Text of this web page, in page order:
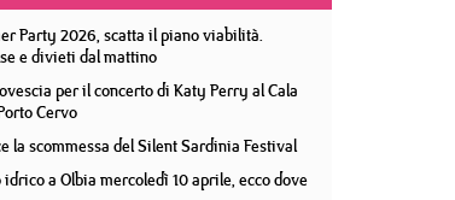
Party 2026, scatta il piano viabilità.
e divieti dal mattino
per il concerto di Katy Perry al Cala
Cervo
la scommessa del Silent Sardinia Festival
a Olbia mercoledì 10 aprile, ecco dove